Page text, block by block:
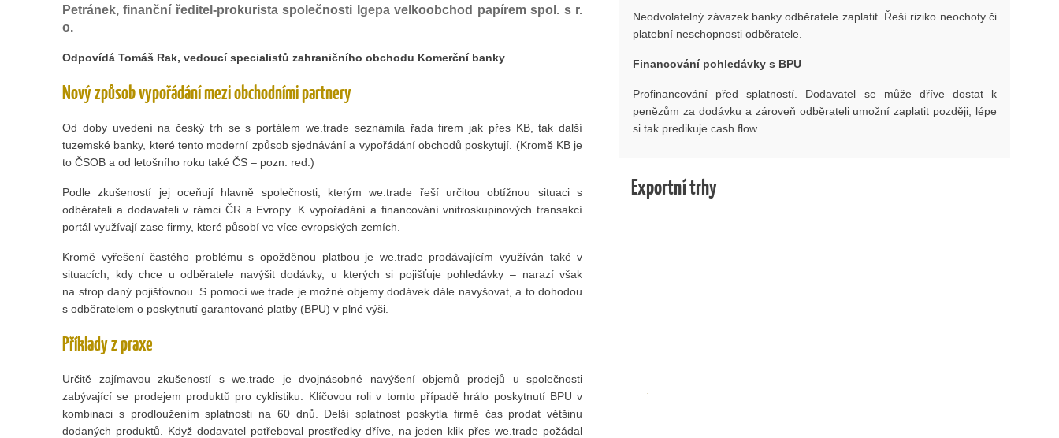
Petránek, finanční ředitel-prokurista společnosti Igepa velkoobchod papírem spol. s r.
o.
Odpovídá Tomáš Rak, vedoucí specialistů zahraničního obchodu Komerční banky
Nový způsob vypořádání mezi obchodními partnery
Od doby uvedení na český trh se s portálem we.trade seznámila řada firem jak přes KB, tak další
tuzemské banky, které tento moderní způsob sjednávání a vypořádání obchodů poskytují. (Kromě KB je
to ČSOB a od letošního roku také ČS – pozn. red.)
Podle zkušeností jej oceňují hlavně společnosti, kterým we.trade řeší určitou obtížnou situaci s
odběrateli a dodavateli v rámci ČR a Evropy. K vypořádání a financování vnitroskupinových transakcí
portál využívají zase firmy, které působí ve více evropských zemích.
Kromě vyřešení častého problému s opožděnou platbou je we.trade prodávajícím využíván také v
situacích, kdy chce u odběratele navýšit dodávky, u kterých si pojišťuje pohledávky – narazí však
na strop daný pojišťovnou. S pomocí we.trade je možné objemy dodávek dále navyšovat, a to dohodou
s odběratelem o poskytnutí garantované platby (BPU) v plné výši.
Příklady z praxe
Určitě zajímavou zkušeností s we.trade je dvojnásobné navýšení objemů prodejů u společnosti
zabývající se prodejem produktů pro cyklistiku. Klíčovou roli v tomto případě hrálo poskytnutí BPU v
kombinaci s prodloužením splatnosti na 60 dnů. Delší splatnost poskytla firmě čas prodat většinu
dodaných produktů. Když dodavatel potřeboval prostředky dříve, na jeden klik přes we.trade požádal
Neodvolatelný závazek banky odběratele zaplatit. Řeší riziko neochoty či
platební neschopnosti odběratele.
Financování pohledávky s BPU
Profinancování před splatností. Dodavatel se může dříve dostat k
penězům za dodávku a zároveň odběrateli umožní zaplatit později; lépe
si tak predikuje cash flow.
Exportní trhy